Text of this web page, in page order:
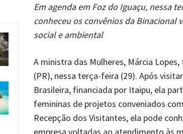
Em agenda em Foz do Iguaçu, nessa
conheceu os convênios da Binacional
social e ambiental
A ministra das Mulheres, Márcia
(PR), nessa terça-feira (29). Após
Brasileira, financiada por Itaipu, ela
femininas de projetos conveniados
Recepção dos Visitantes, ela pode
empresa voltadas ao atendimento às